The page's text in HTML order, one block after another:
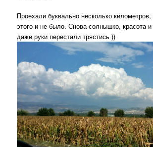
Проехали буквально несколько километров,
этого и не было. Снова солнышко, красота
даже руки перестали трястись ))